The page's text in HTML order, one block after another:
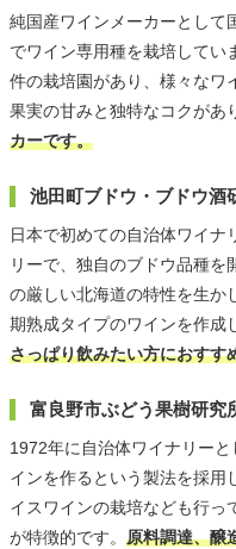
純国産ワインメーカーとして
でワイン専用種を栽培してい
件の栽培園があり、様々なワ
果実の甘みと独特なコクがあ
カーです。
池田町ブドウ・ブドウ酒
日本で初めての自治体ワイナ
リーで、独自のブドウ品種を
の厳しい北海道の特性を生か
期熟成タイプのワインを作成
さっぱり飲みたい方におすす
富良野市ぶどう果樹研究
1972年に自治体ワイナリー
インを作るという製法を採用
イスワインの栽培なども行っ
が特徴的です。 原料調達、醸